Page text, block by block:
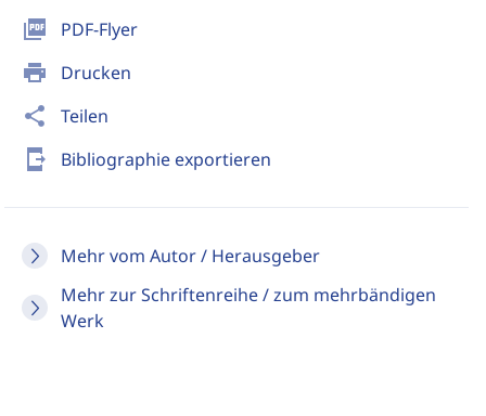
picture_as_pdf PDF-Flyer
print Drucken
share Teilen
send_to_mobile Bibliographie exportieren
Mehr vom Autor / Herausgeber
Mehr zur Schriftenreihe / zum mehrbändigen
Werk